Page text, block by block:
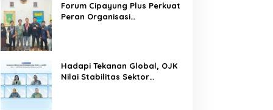
Forum Cipayung Plus Perkuat
Peran Organisasi
Hadapi Tekanan Global, OJK
Nilai Stabilitas Sektor